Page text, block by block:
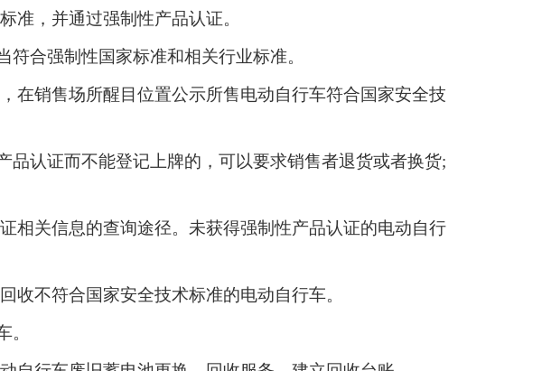
准，并通过强制性产品认证。
合强制性国家标准和相关行业标准。
在销售场所醒目位置公示所售电动自行车符合国家安全技
认证而不能登记上牌的，可以要求销售者退货或者换货;
相关信息的查询途径。未获得强制性产品认证的电动自行
收不符合国家安全技术标准的电动自行车。
。